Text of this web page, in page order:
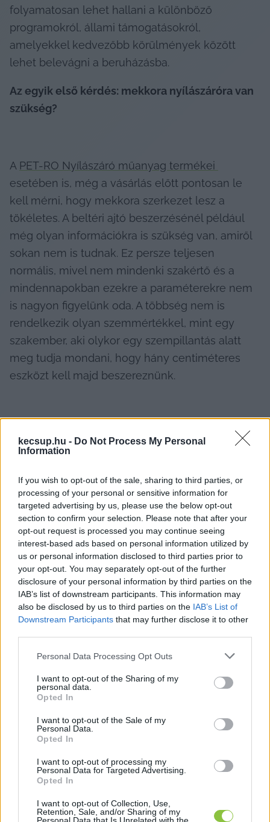
kecsup.hu - Do Not Process My Personal
Information
If you wish to opt-out of the sale, sharing to third parties, or
processing of your personal or sensitive information for
targeted advertising by us, please use the below opt-out
section to confirm your selection. Please note that after your
opt-out request is processed you may continue seeing
interest-based ads based on personal information utilized by
us or personal information disclosed to third parties prior to
your opt-out. You may separately opt-out of the further
disclosure of your personal information by third parties on the
IAB’s list of downstream participants. This information may
also be disclosed by us to third parties on the IAB’s List of
Downstream Participants that may further disclose it to other
Please note that this website/app uses one or more Google
not limited to your visit or usage behaviour. You may click to
grant or deny consent to Google and its third-party tags to
use your data for below specified purposes in below Google
consent section.
Personal Data Processing Opt Outs
I want to opt-out of the Sharing of my
personal data.
Opted In
I want to opt-out of the Sale of my
Personal Data.
Opted In
I want to opt-out of processing my
Personal Data for Targeted Advertising.
Opted In
I want to opt-out of Collection, Use,
Retention, Sale, and/or Sharing of my
folyamatosan lehet hallani a különböző
programokról, állami támogatásokról,
amelyekkel kedvezőbb körülmények között
lehet belevágni a beruházásba.
Az egyik első kérdés: mekkora nyílászáróra van
szükség?
A
esetében is, még a vásárlás előtt pontosan le
kell mérni, hogy mekkora szerkezet lesz a
tökéletes. A beltéri ajtó beszerzésénél például
még olyan információkra is szükség van, amiről
sokan nem is tudnak. Ez persze teljesen
normális, mivel nem mindenki szakértő és a
mindennapokban ezekre a paraméterekre nem
is nagyon figyelünk oda. A többség nem is
rendelkezik olyan szemmértékkel, mint egy
szakember, aki olykor egy szempillantás alatt
meg tudja mondani, hogy hány centiméteres
eszközt kell majd beszereznünk.
Érdemes a prémiumminőséget kitűzni célul, ha
új nyílászárót akarunk beszerelni. A beltéri ajtók
esetében az alábbi paramétereket kell
figyelembe venni:
a falnyílás mérete
a szabad falfelület nagysága
a fal vastagsága
A mérést sem szabad elkapkodni, ugyanis sokan
még mindig csak körülbelül állapítják meg a
centiket, hisz “úgyis jó lesz majd”. Ebben az
esetben sem elegendő ez a hozzáállás. Precíz
adatokra van szükség, ezalatt pedig azt értjük,
hogy milliméteres pontossággal kell lemérni a
elég ahhoz, hogy a kiszemelt és beszerzett ajtó